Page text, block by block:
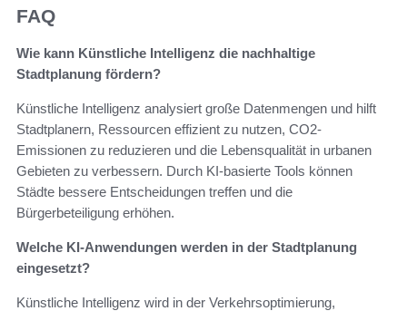
FAQ
Wie kann Künstliche Intelligenz die nachhaltige
Stadtplanung fördern?
Künstliche Intelligenz analysiert große Datenmengen und hilft
Stadtplanern, Ressourcen effizient zu nutzen, CO2-
Emissionen zu reduzieren und die Lebensqualität in urbanen
Gebieten zu verbessern. Durch KI-basierte Tools können
Städte bessere Entscheidungen treffen und die
Bürgerbeteiligung erhöhen.
Welche KI-Anwendungen werden in der Stadtplanung
eingesetzt?
Künstliche Intelligenz wird in der Verkehrsoptimierung,